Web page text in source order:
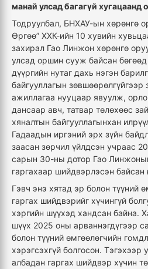
манай улсад багагүй
Тодруулбал, БНХАУ-ын хөрөнгө
Өргөө” ХХК-ийн 10 хувийн
захирал Гао Линжон хөрөнгө
улсад оршин сууж байсан
дүүргийн нутаг дахь нэгэн
байгууллагын
ажиллагаа нууцаар явуулж,
дансаар авч, татвар төлөхөөс
хяналтын байгууллагынхан
Гадаадын иргэний эрх зүйн
заасан зөрчил үйлдсэн учраас
сарын 30-ны дотор Гао
гаргахаар шийдвэрлэсэн
Гэвч энэ хятад эр болон түүний
гаргах шийдвэрийг хүчингүй
хэргийн шүүхэд хандсан байна.
шүүх 2025 оны арваннэгдүгээр
болон түүний өмгөөлөгчийн
хэрэгсэхгүй болгосон. Тэгэхээр
албадан гаргах шийдвэр хүчин